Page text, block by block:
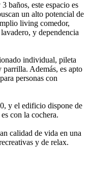
baños, este espacio es
un alto potencial de
living comedor,
y dependencia
individual, pileta
Además, es apto
personas con
y el edificio dispone de
con la cochera.
calidad de vida en una
y de relax.